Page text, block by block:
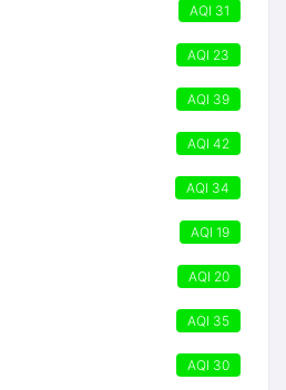
AQI 31
AQI 23
AQI 39
AQI 42
AQI 34
AQI 19
AQI 20
AQI 35
AQI 30